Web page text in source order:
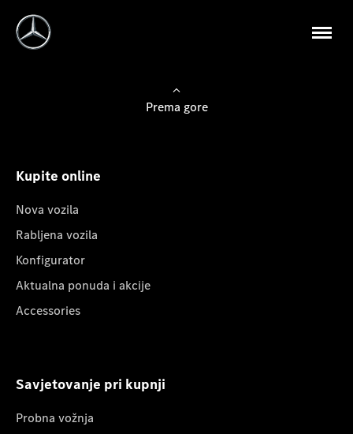
Prema gore
Kupite online
Nova vozila
Rabljena vozila
Konfigurator
Aktualna ponuda i akcije
Accessories
Savjetovanje pri kupnji
Probna vožnja